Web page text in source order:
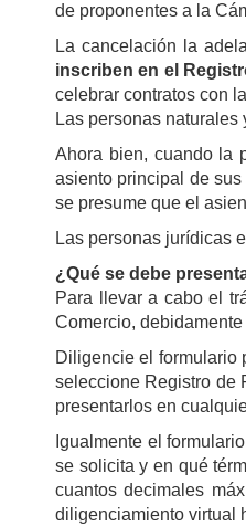
de proponentes a la
La cancelación la
inscriben en el
celebrar contratos con
Las personas
Ahora bien, cuando la
asiento principal de
se presume que el
Las personas jurídicas
¿Qué se debe
Para llevar a cabo el
Comercio,
Diligencie el formulario
seleccione Registro de
presentarlos en
Igualmente el
se solicita y en qué
cuantos decimales
diligenciamiento virtual